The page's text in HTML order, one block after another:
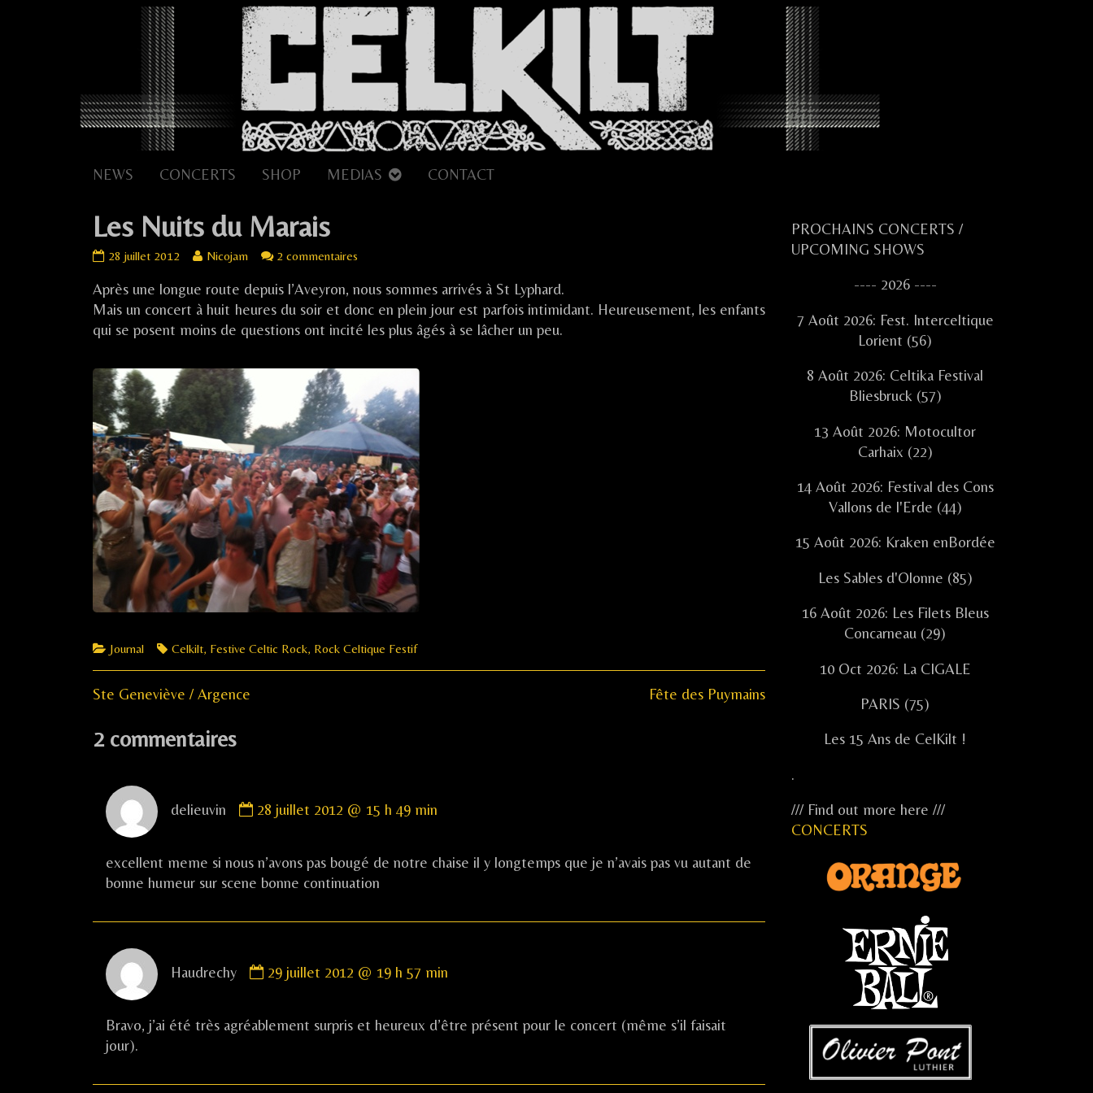
NEWS CONCERTS SHOP MEDIAS CONTACT
Les Nuits du Marais
Les
du
Marais
published
28 juillet 2012
Read
posts
by
Les
Nuits
Marais,
Nicojam 2 commentaires
Nuits
du
Marais
Après une longue route depuis l’Aveyron, nous sommes arrivés à St Lyphard.
Mais un concert à huit heures du soir et donc en plein jour est parfois intimidant. Heureusement, les enfants
qui se posent moins de questions ont incité les plus âgés à se lâcher un peu.
Categories
Journal Tags
Celkilt, Festive Celtic Rock, Rock Celtique Festif
Navigation
de
Previous
Ste Geneviève / Argence
Next
Fête des Puymains
2 commentaires
delieuvin
by
published
on
28 juillet 2012 @ 15 h 49 min
excellent meme si nous n’avons pas bougé de notre chaise il y longtemps que je n’avais pas vu autant de
bonne humeur sur scene bonne continuation
Haudrechy
by
published
29 juillet 2012 @ 19 h 57 min
Bravo, j’ai été très agréablement surpris et heureux d’être présent pour le concert (même s’il faisait
jour).
Primary
PROCHAINS CONCERTS /
UPCOMING SHOWS
---- 2026 ----
7 Août 2026: Fest. Interceltique
Lorient (56)
8 Août 2026: Celtika Festival
Bliesbruck (57)
13 Août 2026: Motocultor
Carhaix (22)
14 Août 2026: Festival des Cons
Vallons de l'Erde (44)
15 Août 2026: Kraken enBordée
Les Sables d'Olonne (85)
16 Août 2026: Les Filets Bleus
Concarneau (29)
10 Oct 2026: La CIGALE
PARIS (75)
Les 15 Ans de CelKilt !
.
/// Find out more here ///
CONCERTS